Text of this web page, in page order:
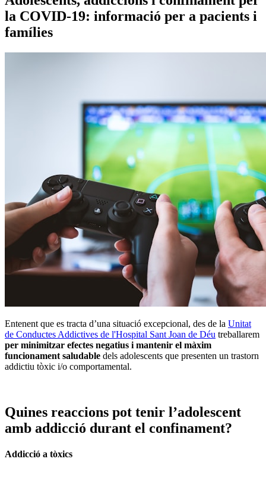
la COVID-19: informació per a pacients i
famílies
Entenent que es tracta d’una situació excepcional, des de la Unitat
de Conductes Addictives de l'Hospital Sant Joan de Déu treballarem
per minimitzar efectes negatius i mantenir el màxim
funcionament saludable dels adolescents que presenten un trastorn
addictiu tòxic i/o comportamental.
Quines reaccions pot tenir l’adolescent
amb addicció durant el confinament?
Addicció a tòxics